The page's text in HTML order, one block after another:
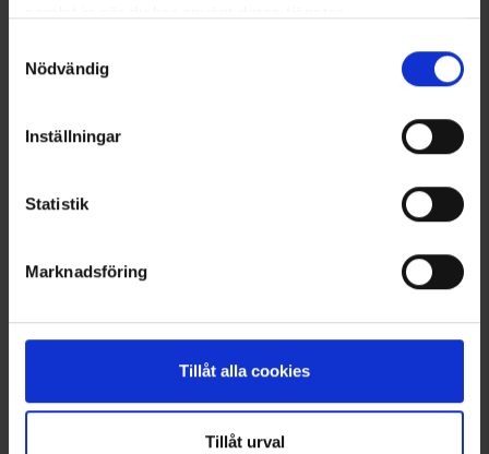
Nödvändig
Inställningar
Statistik
Marknadsföring
Tillåt alla cookies
Tillåt urval
Från 125 kr
Linerstrumpor Merinoull
Andra köpte även
Välkommen in i gänget!
Tagga dina bilder med @engelsons så kan du också synas här!